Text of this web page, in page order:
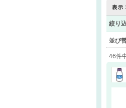
絞り
並び
46件